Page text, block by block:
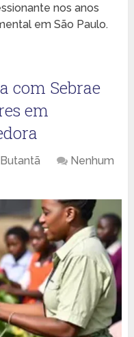
nos anos
em São Paulo.
com Sebrae
em
Nenhum